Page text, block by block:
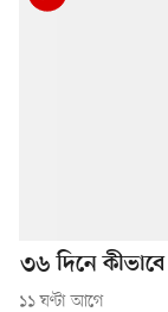
৩৬ দিনে
১১ ঘণ্টা আগে